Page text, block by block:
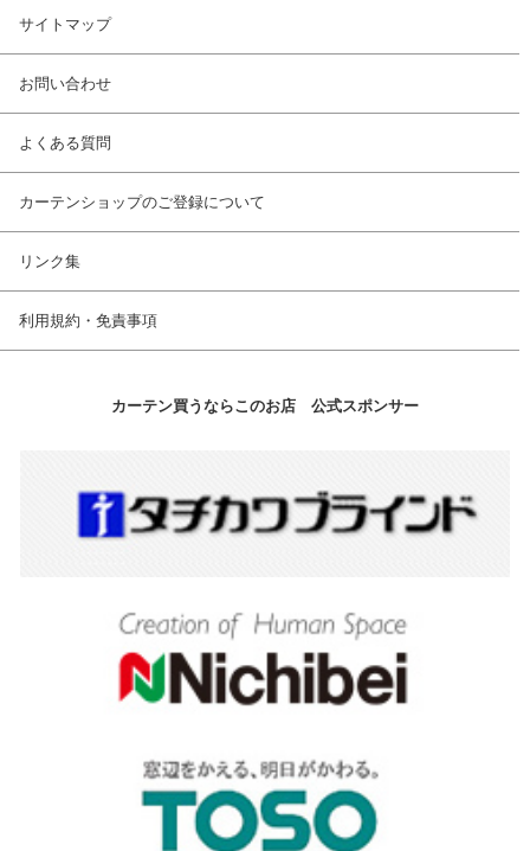
サイトマップ
お問い合わせ
よくある質問
カーテンショップのご登録について
リンク集
利用規約・免責事項
カーテン買うならこのお店 公式スポンサー